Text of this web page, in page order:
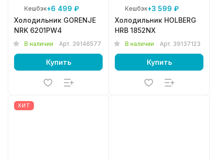
Кешбэк+6 499 ₽
Холодильник GORENJE
NRK 6201PW4
В наличии Арт. 39146577
Купить
Кешбэк+3 599 ₽
Холодильник HOLBERG
HRB 1852NX
В наличии Арт. 39137123
Купить
ХИТ